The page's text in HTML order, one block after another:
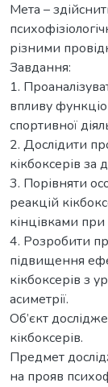
Мета –
різними
Завдання:
1.
впливу
спортивної
2. Дослідити
кікбоксерів за
3. Порівняти
реакцій
кінцівками
4. Розробити
підвищення
кікбоксерів з
асиметрії.
Об’єкт
кікбоксерів.
Предмет
на прояв